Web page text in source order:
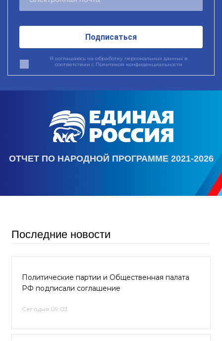
Подписаться
Я соглашаюсь на обработку персональных данных в
соответствии с Политикой конфиденциальности
ОТЧЕТ ПО НАРОДНОЙ ПРОГРАММЕ 2021-2026
Последние новости
Политические партии и Общественная палата
РФ подписали соглашение
Сегодня 09:03